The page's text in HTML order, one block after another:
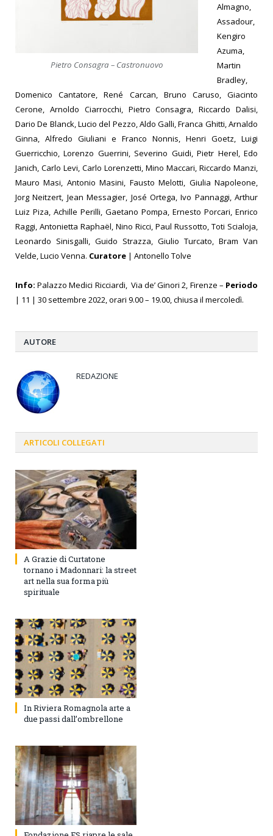
Pietro Consagra – Castronuovo
Almagno,
Assadour,
Kengiro
Azuma,
Martin
Bradley,
Domenico Cantatore, René Carcan, Bruno Caruso, Giacinto
Cerone, Arnoldo Ciarrocchi, Pietro Consagra, Riccardo Dalisi,
Dario De Blanck, Lucio del Pezzo, Aldo Galli, Franca Ghitti, Arnaldo
Ginna, Alfredo Giuliani e Franco Nonnis, Henri Goetz, Luigi
Guerricchio, Lorenzo Guerrini, Severino Guidi, Pietr Herel, Edo
Janich, Carlo Levi, Carlo Lorenzetti, Mino Maccari, Riccardo Manzi,
Mauro Masi, Antonio Masini, Fausto Melotti, Giulia Napoleone,
Jorg Neitzert, Jean Messagier, José Ortega, Ivo Pannaggi, Arthur
Luiz Piza, Achille Perilli, Gaetano Pompa, Ernesto Porcari, Enrico
Raggi, Antonietta Raphaël, Nino Ricci, Paul Russotto, Toti Scialoja,
Leonardo Sinisgalli, Guido Strazza, Giulio Turcato, Bram Van
Velde, Lucio Venna. Curatore | Antonello Tolve
Info: Palazzo Medici Ricciardi, Via de’ Ginori 2, Firenze – Periodo
| 11 | 30 settembre 2022, orari 9.00 – 19.00, chiusa il mercoledì.
AUTORE
REDAZIONE
ARTICOLI COLLEGATI
A Grazie di Curtatone
tornano i Madonnari: la street
art nella sua forma più
spirituale
In Riviera Romagnola arte a
due passi dall’ombrellone